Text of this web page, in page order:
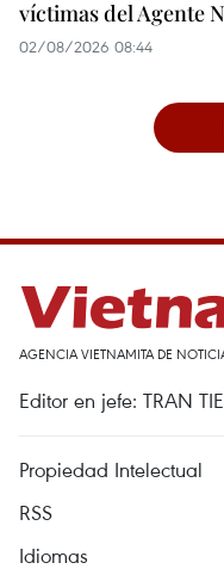
víctimas del Agente
02/08/2026 08:44
AGENCIA VIETNAMITA DE
Editor en jefe: TRAN
Propiedad Intelectual
RSS
Idiomas